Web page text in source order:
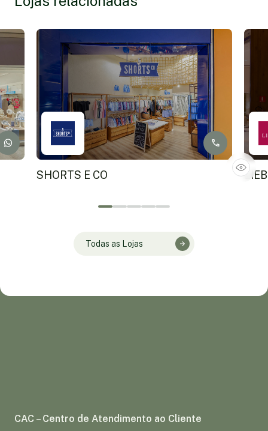
SHORTS E CO
Todas as Lojas
CAC – Centro de Atendimento ao Cliente